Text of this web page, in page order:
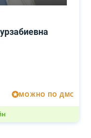
МОЖНО ПО ДМС